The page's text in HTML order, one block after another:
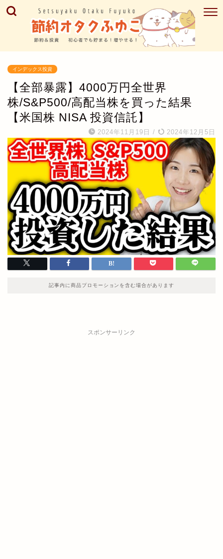
インデックス投資
【全部暴露】4000万円全世界
株/S&P500/高配当株を買った結果
【米国株 NISA 投資信託】
2024年11月19日 / 2024年12月5日
記事内に商品プロモーションを含む場合があります
スポンサーリンク